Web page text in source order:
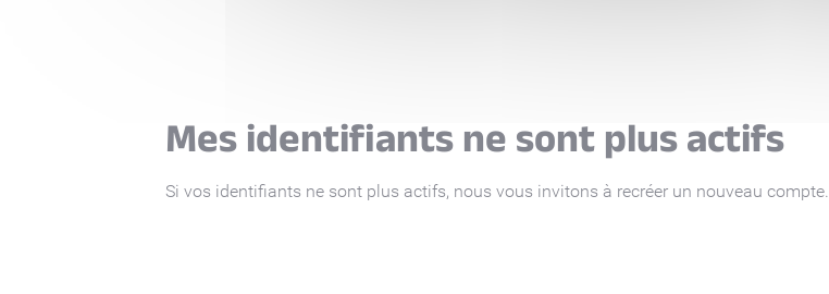
Mes identifiants ne sont plus actifs
Si vos identifiants ne sont plus actifs, nous vous invitons à recréer un nouveau compte.